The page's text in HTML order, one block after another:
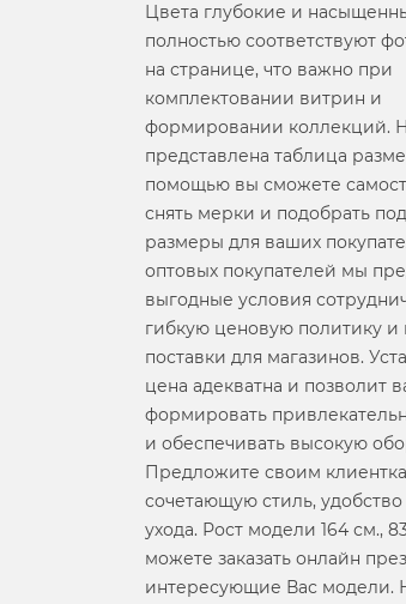
Цвета глубокие и
полностью соответствуют
на странице, что важно при
комплектовании витрин и
формировании коллекций.
представлена таблица
помощью вы сможете
снять мерки и подобрать
размеры для ваших
оптовых покупателей мы
выгодные условия
гибкую ценовую политику
поставки для магазинов.
цена адекватна и позволит
формировать
и обеспечивать высокую
Предложите своим
сочетающую стиль, удобство
ухода. Рост модели 164 см.,
можете заказать онлайн
интересующие Вас модели.